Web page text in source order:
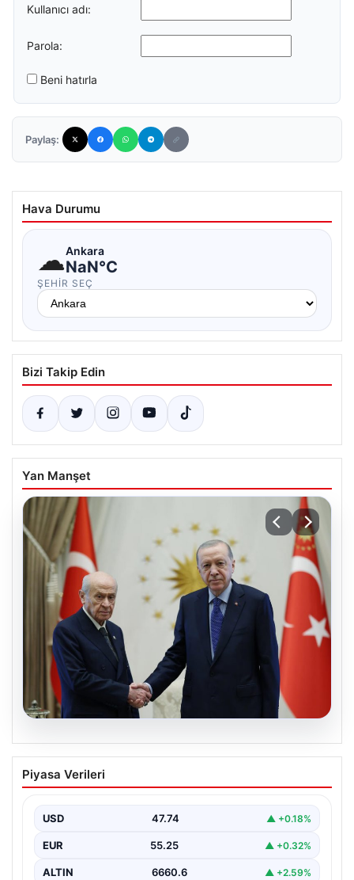
Kullanıcı adı:
Parola:
Beni hatırla
Paylaş:
Hava Durumu
☁Ankara
NaN°C
ŞEHIR SEÇ
Bizi Takip Edin
Yan Manşet
06.08.2026
Cumhurbaşkanı Erdoğan, Devlet
Bahçeli ile görüştü
Piyasa Verileri
USD 47.74 ▲ +0.18%
EUR 55.25 ▲ +0.32%
ALTIN 6660.6 ▲ +2.59%